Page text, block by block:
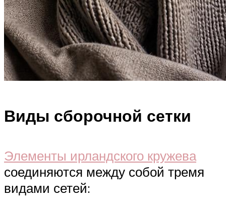
Виды сборочной сетки
Элементы ирландского кружева
соединяются между собой тремя
видами сетей: